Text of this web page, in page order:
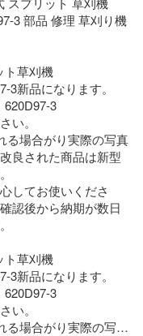
3 部品 修理 草刈り機
ト草刈機
新品になります。
3
い。
る場合がり実際の写真
良された商品は新型
してお使いくださ
認後から納期が数日
ト草刈機
新品になります。
3
い。
る場合がり実際の写真